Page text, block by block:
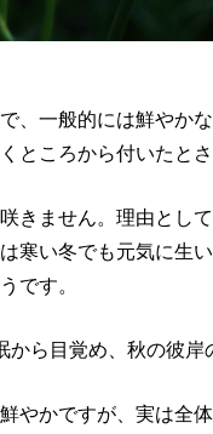
、一般的には鮮やか
ところから付いたとさ
きません。理由とし
寒い冬でも元気に生
です。
から目覚め、秋の彼岸
やかですが、実は全